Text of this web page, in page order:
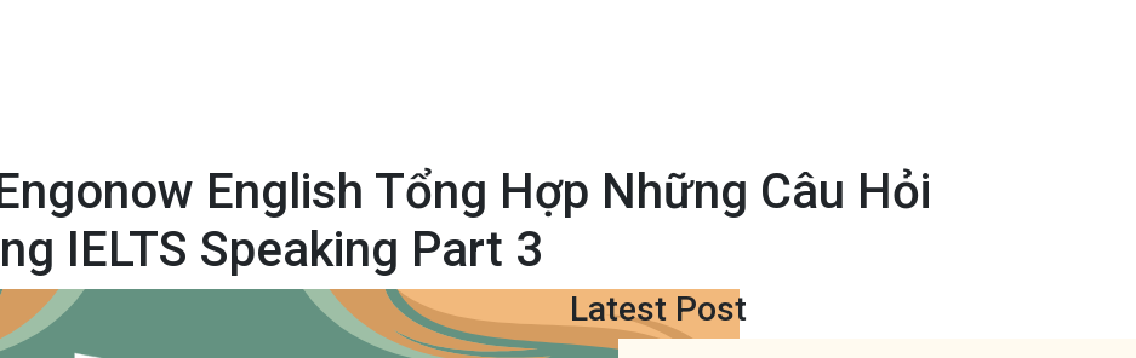
English Tổng Hợp Những Câu Hỏi
IELTS Speaking Part 3
Latest Post